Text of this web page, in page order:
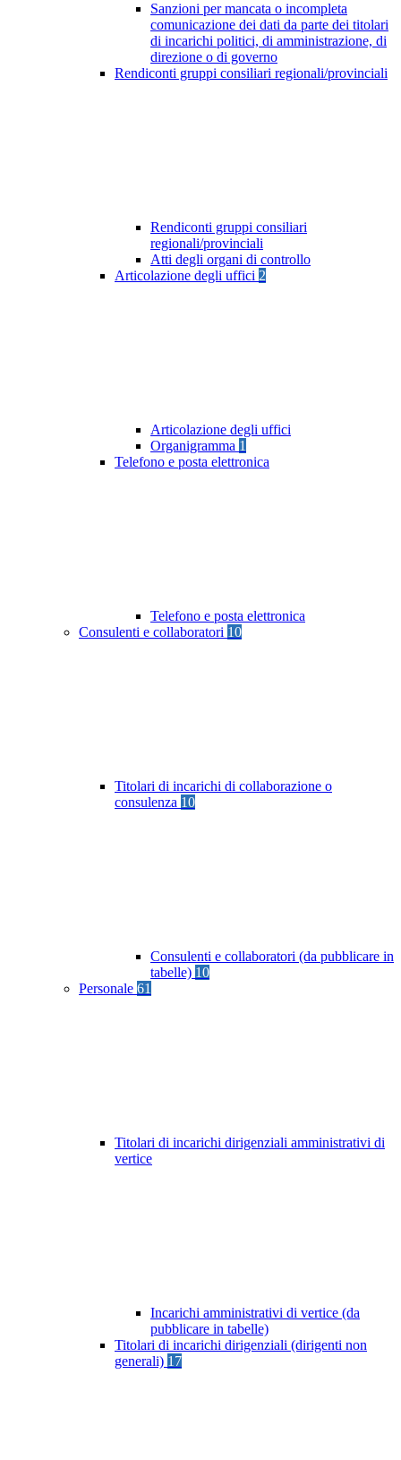
Sanzioni per mancata o incompleta
comunicazione dei dati da parte dei titolari
di incarichi politici, di amministrazione, di
direzione o di governo
Rendiconti gruppi consiliari regionali/provinciali
Rendiconti gruppi consiliari
regionali/provinciali
Atti degli organi di controllo
Articolazione degli uffici 2
Articolazione degli uffici
Organigramma 1
Telefono e posta elettronica
Telefono e posta elettronica
Consulenti e collaboratori 10
Titolari di incarichi di collaborazione o
consulenza 10
Consulenti e collaboratori (da pubblicare in
tabelle) 10
Personale 61
Titolari di incarichi dirigenziali amministrativi di
vertice
Incarichi amministrativi di vertice (da
pubblicare in tabelle)
Titolari di incarichi dirigenziali (dirigenti non
generali) 17